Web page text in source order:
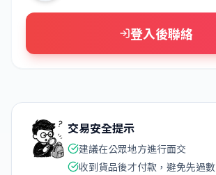
登入後聯絡
交易安全提示
建議在公眾地方進行面交
收到貨品後才付款，避免先過數